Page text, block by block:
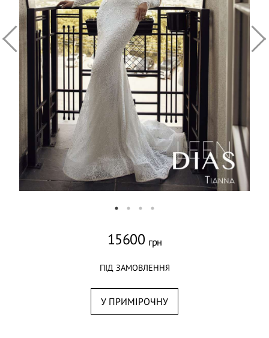
15600 грн
ПІД ЗАМОВЛЕННЯ
У ПРИМІРОЧНУ